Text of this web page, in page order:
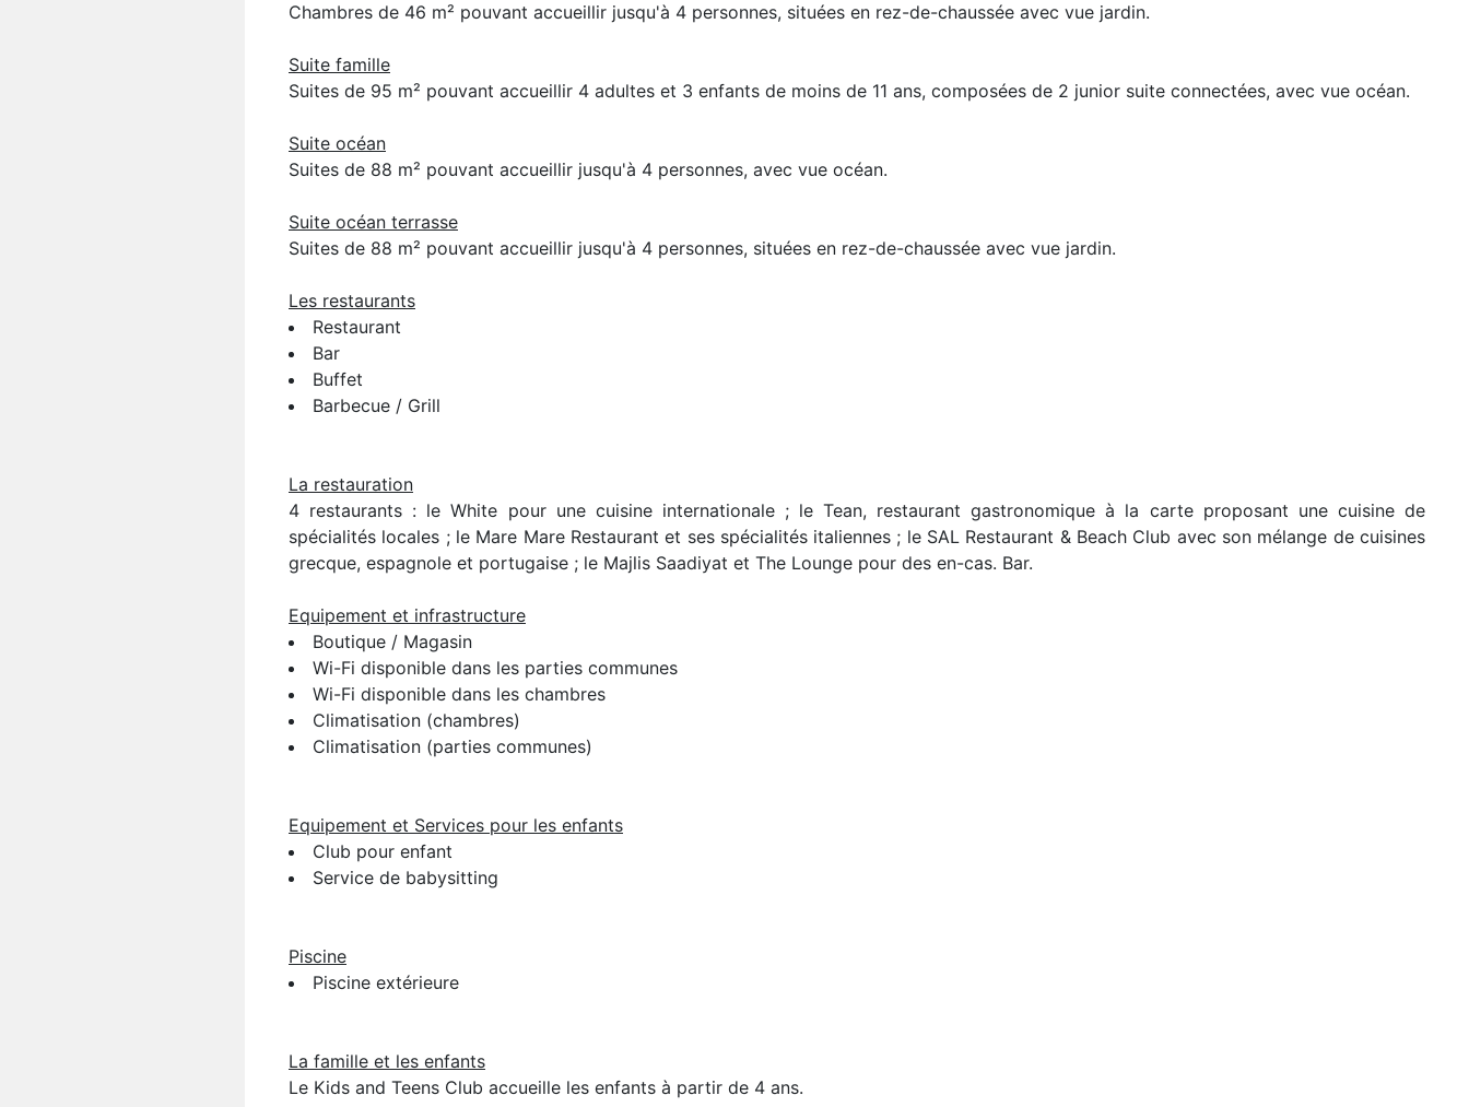
Chambres de 46 m² pouvant accueillir jusqu'à 4 personnes, situées en rez-de-chaussée avec vue jardin.
Suite famille
Suites de 95 m² pouvant accueillir 4 adultes et 3 enfants de moins de 11 ans, composées de 2 junior suite connectées, avec vue océan.
Suite océan
Suites de 88 m² pouvant accueillir jusqu'à 4 personnes, avec vue océan.
Suite océan terrasse
Suites de 88 m² pouvant accueillir jusqu'à 4 personnes, situées en rez-de-chaussée avec vue jardin.
Les restaurants
Restaurant
Bar
Buffet
Barbecue / Grill
La restauration
4 restaurants : le White pour une cuisine internationale ; le Tean, restaurant gastronomique à la carte proposant une cuisine de
spécialités locales ; le Mare Mare Restaurant et ses spécialités italiennes ; le SAL Restaurant & Beach Club avec son mélange de cuisines
grecque, espagnole et portugaise ; le Majlis Saadiyat et The Lounge pour des en-cas. Bar.
Equipement et infrastructure
Boutique / Magasin
Wi-Fi disponible dans les parties communes
Wi-Fi disponible dans les chambres
Climatisation (chambres)
Climatisation (parties communes)
Equipement et Services pour les enfants
Club pour enfant
Service de babysitting
Piscine
Piscine extérieure
La famille et les enfants
Le Kids and Teens Club accueille les enfants à partir de 4 ans.